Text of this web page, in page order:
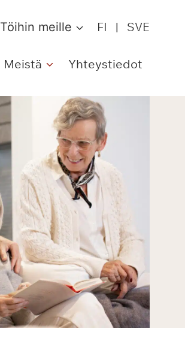
Töihin meille FI | SVE
Meistä Yhteystiedot